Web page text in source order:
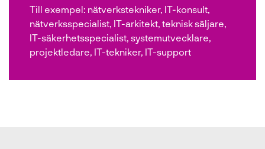
Till exempel: nätverkstekniker, IT-konsult,
nätverksspecialist, IT-arkitekt, teknisk säljare,
IT-säkerhetsspecialist, systemutvecklare,
projektledare, IT-tekniker, IT-support